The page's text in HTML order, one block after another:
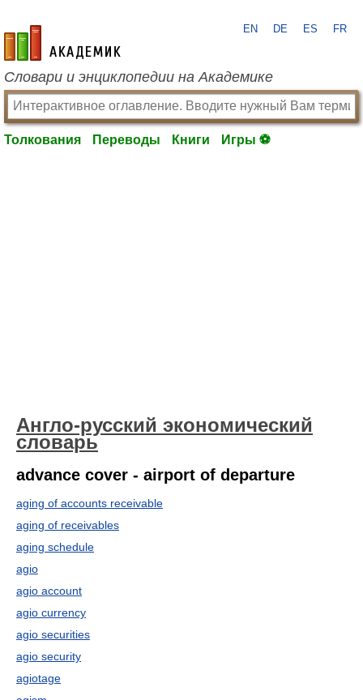
academic.ru
EN DE ES FR
Словари и энциклопедии на Академике
Толкования Переводы Книги Игры ⚽
Англо-русский экономический
словарь
advance cover - airport of departure
aging of accounts receivable
aging of receivables
aging schedule
agio
agio account
agio currency
agio securities
agio security
agiotage